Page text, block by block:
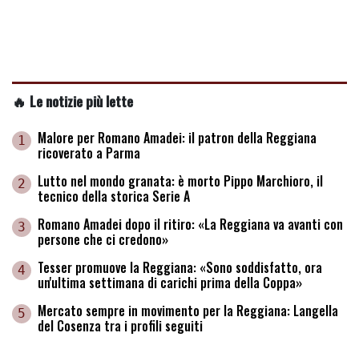
🔥 Le notizie più lette
1 Malore per Romano Amadei: il patron della Reggiana
ricoverato a Parma
2 Lutto nel mondo granata: è morto Pippo Marchioro, il
tecnico della storica Serie A
3 Romano Amadei dopo il ritiro: «La Reggiana va avanti con
persone che ci credono»
4 Tesser promuove la Reggiana: «Sono soddisfatto, ora
un'ultima settimana di carichi prima della Coppa»
5 Mercato sempre in movimento per la Reggiana: Langella
del Cosenza tra i profili seguiti